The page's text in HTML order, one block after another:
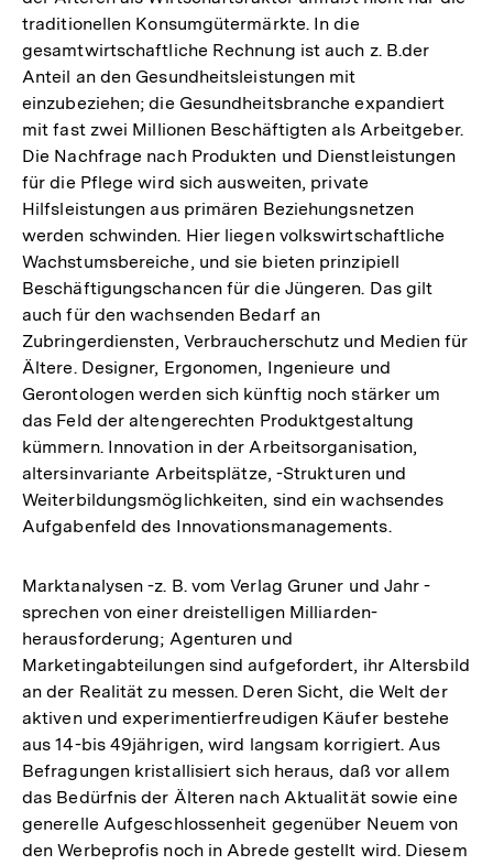
traditionellen Konsumgütermärkte. In die
gesamtwirtschaftliche Rechnung ist auch z. B.der
Anteil an den Gesundheitsleistungen mit
einzubeziehen; die Gesundheitsbranche expandiert
mit fast zwei Millionen Beschäftigten als Arbeitgeber.
Die Nachfrage nach Produkten und Dienstleistungen
für die Pflege wird sich ausweiten, private
Hilfsleistungen aus primären Beziehungsnetzen
werden schwinden. Hier liegen volkswirtschaftliche
Wachstumsbereiche, und sie bieten prinzipiell
Beschäftigungschancen für die Jüngeren. Das gilt
auch für den wachsenden Bedarf an
Zubringerdiensten, Verbraucherschutz und Medien für
Ältere. Designer, Ergonomen, Ingenieure und
Gerontologen werden sich künftig noch stärker um
das Feld der altengerechten Produktgestaltung
kümmern. Innovation in der Arbeitsorganisation,
altersinvariante Arbeitsplätze, -Strukturen und
Weiterbildungsmöglichkeiten, sind ein wachsendes
Aufgabenfeld des Innovationsmanagements.
Marktanalysen -z. B. vom Verlag Gruner und Jahr -
sprechen von einer dreistelligen Milliarden-
herausforderung; Agenturen und
Marketingabteilungen sind aufgefordert, ihr Altersbild
an der Realität zu messen. Deren Sicht, die Welt der
aktiven und experimentierfreudigen Käufer bestehe
aus 14-bis 49jährigen, wird langsam korrigiert. Aus
Befragungen kristallisiert sich heraus, daß vor allem
das Bedürfnis der Älteren nach Aktualität sowie eine
generelle Aufgeschlossenheit gegenüber Neuem von
den Werbeprofis noch in Abrede gestellt wird. Diesem